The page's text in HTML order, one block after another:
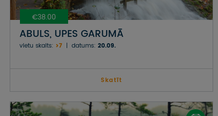
€38.00
ABULS, UPES GARUMĀ
vietu skaits: >7 datums: 20.09.
Skatīt